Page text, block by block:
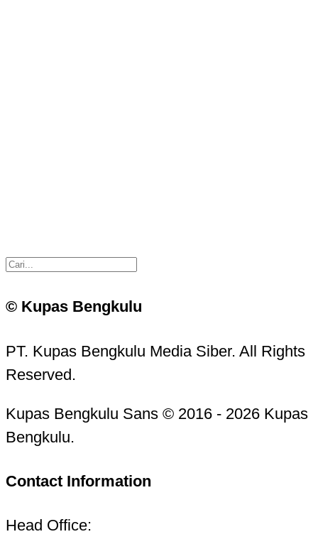
© Kupas Bengkulu
PT. Kupas Bengkulu Media Siber. All Rights
Reserved.
Kupas Bengkulu Sans © 2016 - 2026 Kupas
Bengkulu.
Contact Information
Head Office: